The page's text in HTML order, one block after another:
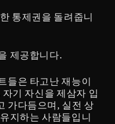
통제권을 돌려줍니
제공합니다.
들은 타고난 재능이
기 자신을 제삼자 입
가다듬으며, 실전 상
지하는 사람들입니